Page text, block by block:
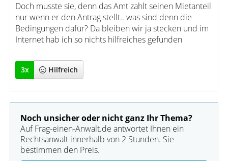
Doch musste sie, denn das Amt zahlt seinen Mietanteil
nur wenn er den Antrag stellt.. was sind denn die
Bedingungen dafür? Da bleiben wir ja stecken und im
Internet hab ich so nichts hilfreiches gefunden
3x Hilfreich
Noch unsicher oder nicht ganz Ihr Thema?
Auf Frag-einen-Anwalt.de antwortet Ihnen ein
Rechtsanwalt innerhalb von 2 Stunden. Sie
bestimmen den Preis.